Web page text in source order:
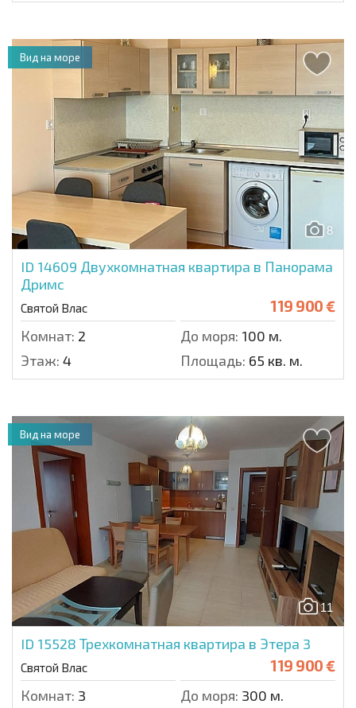
8
ID 14609 Двухкомнатная квартира в Панорама
Дримс
Святой Влас 119 900 €
Комнат: 2 До моря: 100 м.
Этаж: 4 Площадь: 65 кв. м.
Вид на море
11
ID 15528 Трехкомнатная квартира в Этера 3
Святой Влас 119 900 €
Комнат: 3 До моря: 300 м.
Вид на море